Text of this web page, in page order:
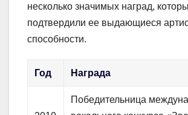
несколько значимых наград,
подтвердили ее выдающиеся
способности.
Год Награда
Победительница